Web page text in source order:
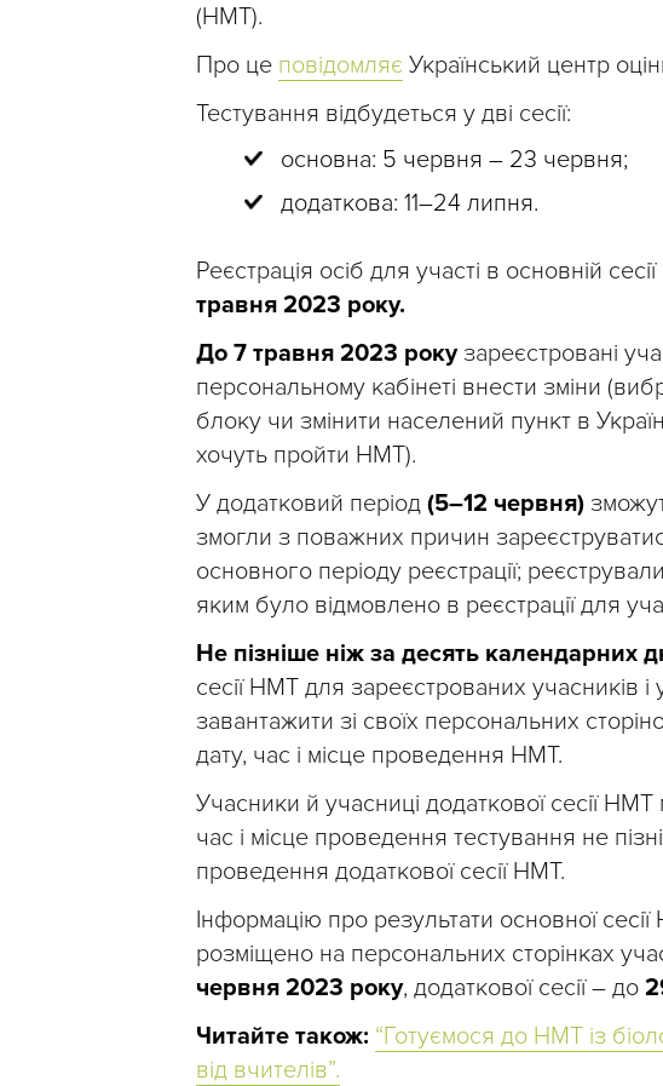
(НМТ).
Про це повідомляє Український центр
Тестування відбудеться у дві сесії:
основна: 5 червня – 23 червня;
додаткова: 11–24 липня.
Реєстрація осіб для участі в основній
травня 2023 року.
До 7 травня 2023 рокузареєстровані
персональному кабінеті внести зміни
блоку чи змінити населений пункт в
хочуть пройти НМТ).
У додатковий період (5–12 червня)
змогли з поважних причин
основного періоду реєстрації;
яким було відмовлено в реєстрації для
Не пізніше ніж за десять календарних
сесії НМТ для зареєстрованих учасників
завантажити зі своїх персональних
дату, час і місце проведення НМТ.
Учасники й учасниці додаткової сесії
час і місце проведення тестування не
проведення додаткової сесії НМТ.
Інформацію про результати основної
розміщено на персональних сторінках
червня 2023 року, додаткової сесії – до
Читайте також: “Готуємося до НМТ із
від вчителів”.